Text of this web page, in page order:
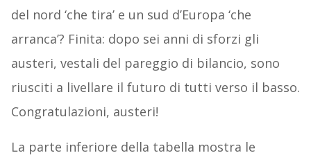
del nord ‘che tira’ e un sud d’Europa ‘che
arranca’? Finita: dopo sei anni di sforzi gli
austeri, vestali del pareggio di bilancio, sono
riusciti a livellare il futuro di tutti verso il basso.
Congratulazioni, austeri!
La parte inferiore della tabella mostra le